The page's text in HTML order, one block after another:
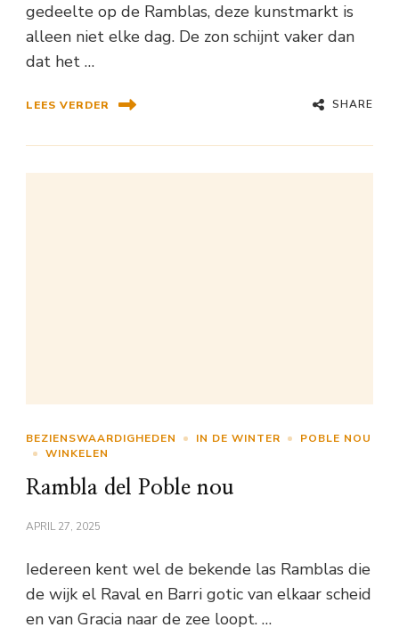
gedeelte op de Ramblas, deze kunstmarkt is
alleen niet elke dag. De zon schijnt vaker dan
dat het …
LEES VERDER SHARE
BEZIENSWAARDIGHEDEN IN DE WINTER
POBLE NOU
WINKELEN
Rambla del Poble nou
APRIL 27, 2025
Iedereen kent wel de bekende las Ramblas die
de wijk el Raval en Barri gotic van elkaar scheid
en van Gracia naar de zee loopt. …